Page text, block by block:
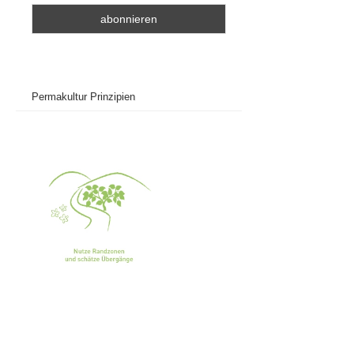
Permakultur Prinzipien